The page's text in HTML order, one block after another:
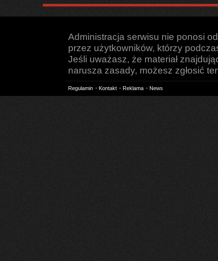
Administracja serwisu nie ponosi
przez użytkowników, którzy
Jeśli uważasz, że materiał
narusza zasady, możesz zgłosić
Regulamin Kontakt Reklama News